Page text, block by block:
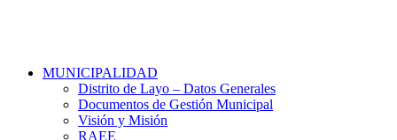
MUNICIPALIDAD
Distrito de Layo – Datos Generales
Documentos de Gestión Municipal
Visión y Misión
RAEE